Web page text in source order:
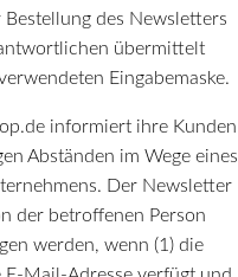
des Newsletters
übermittelt
Eingabemaske.
informiert ihre Kunden
Abständen im Wege eines
Der Newsletter
der betroffenen Person
werden, wenn (1) die